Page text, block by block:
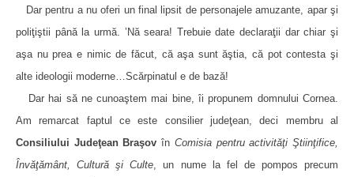
Dar pentru a nu oferi un final lipsit de personajele amuzante, apar şi
poliţiştii până la urmă. ’Nă seara! Trebuie date declaraţii dar chiar şi
aşa nu prea e nimic de făcut, că aşa sunt ăştia, că pot contesta şi
alte ideologii moderne…Scărpinatul e de bază!
Dar hai să ne cunoaştem mai bine, îi propunem domnului Cornea.
Am remarcat faptul ce este consilier judeţean, deci membru al
Consiliului Judeţean Braşov în Comisia pentru activităţi Ştiinţifice,
Învăţământ, Cultură şi Culte , un nume la fel de pompos precum